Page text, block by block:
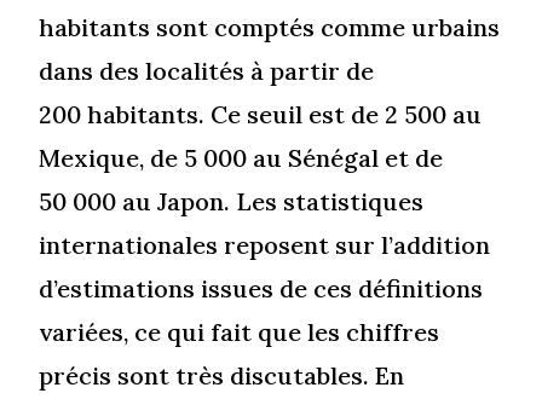
habitants sont comptés comme urbains
dans des localités à partir de
200 habitants. Ce seuil est de 2 500 au
Mexique, de 5 000 au Sénégal et de
50 000 au Japon. Les statistiques
internationales reposent sur l’addition
d’estimations issues de ces définitions
variées, ce qui fait que les chiffres
précis sont très discutables. En